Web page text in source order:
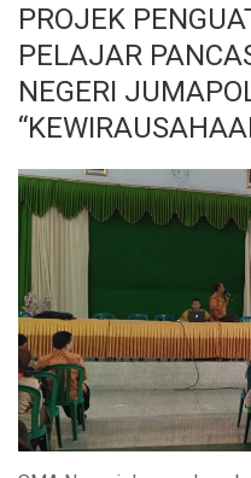
PROJEK
PELAJAR
NEGERI